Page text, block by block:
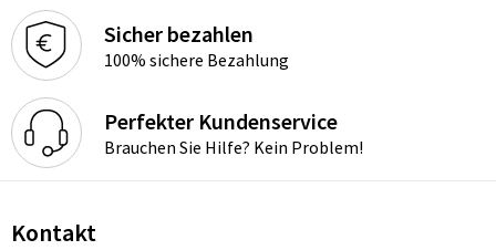
Sicher bezahlen
100% sichere Bezahlung
Perfekter Kundenservice
Brauchen Sie Hilfe? Kein Problem!
Kontakt